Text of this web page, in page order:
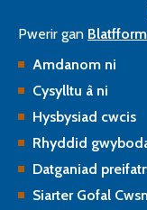
Pwerir gan
Amdanom ni
Cysylltu â ni
Hysbysiad cwcis
Rhyddid
Datganiad
Siarter Gofal